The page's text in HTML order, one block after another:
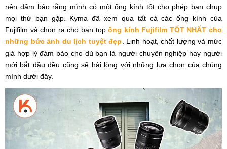
nên đảm bảo rằng mình có một ống kính tốt cho phép bạn chụp
mọi thứ bạn gặp. Kyma đã xem qua tất cả các ống kính của
Fujifilm và chọn ra cho bạn topống kính Fujifilm TỐT NHẤT cho
những bức ảnh du lịch tuyệt đẹp . Linh hoạt, chất lượng và mức
giá hợp lý đảm bảo cho dù bạn là người chuyên nghiệp hay người
mới bắt đầu đều cũng sẽ hài lòng với những lựa chọn của chúng
mình dưới đây.